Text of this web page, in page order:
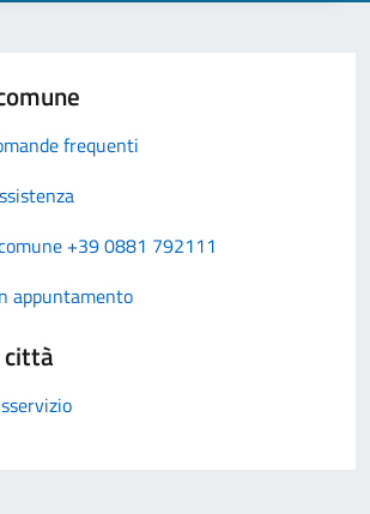
frequenti
+39 0881 792111
appuntamento
città